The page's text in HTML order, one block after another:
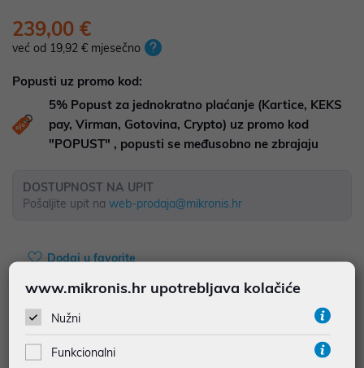
239,00 €
već od 19,92 € mjesečno
Popusti uz promo kod:
5% Popust za jednokratno plaćanje (Kartice, KEKS
pay, Virman, Gotovina, Crypto) uz promo kod
"POPUST" , popusti se međusobno ne zbrajaju
DOSTUPNOST NA UPIT
Pošaljite upit na web-prodaja@mikronis.hr
Dodaj u favorite
Vidi detalje
www.mikronis.hr upotrebljava kolačiće
Nužni
Funkcionalni